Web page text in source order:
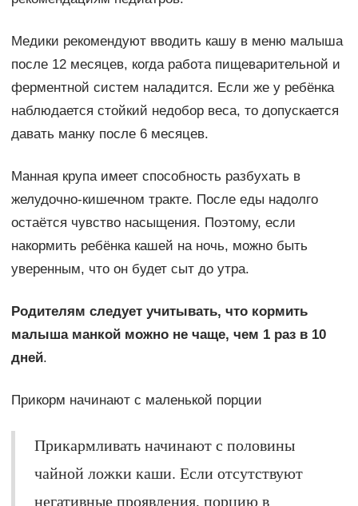
Медики рекомендуют вводить кашу в меню малыша
после 12 месяцев, когда работа пищеварительной и
ферментной систем наладится. Если же у ребёнка
наблюдается стойкий недобор веса, то допускается
давать манку после 6 месяцев.
Манная крупа имеет способность разбухать в
желудочно-кишечном тракте. После еды надолго
остаётся чувство насыщения. Поэтому, если
накормить ребёнка кашей на ночь, можно быть
уверенным, что он будет сыт до утра.
Родителям следует учитывать, что кормить
малыша манкой можно не чаще, чем 1 раз в 10
дней.
Прикорм начинают с маленькой порции
Прикармливать начинают с половины
чайной ложки каши. Если отсутствуют
негативные проявления, порцию в